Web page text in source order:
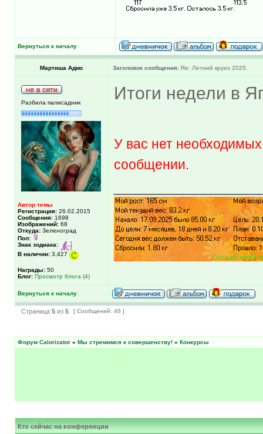
Вернуться к началу
Мартиша Адмс Заголовок сообщения: Re: Летний круиз 2025.
Разбила палисадник
Автор темы
Регистрация: 26.02.2015
Сообщения: 1698
Изображений: 68
Откуда: Зеленоград
Пол:
Знак зодиака:
В наличии: 3,427
Награды: 50
Блог: Просмотр блога (4)
Итоги недели в
У вас нет
сообщении.
Вернуться к началу
Страница 5 из 5 [ Сообщений: 46 ]
Форум Calorizator » Мы стремимся к совершенству! » Конкурсы
Кто сейчас на конференции